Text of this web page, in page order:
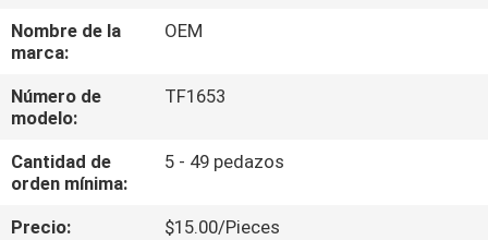
RECORRIDO
POR
LA
FÁBRICA
CONTROL
Nombre de la
marca:
OEM
Número de
modelo:
TF1653
Cantidad de
orden mínima:
5 - 49 pedazos
Precio:
$15.00/Pieces